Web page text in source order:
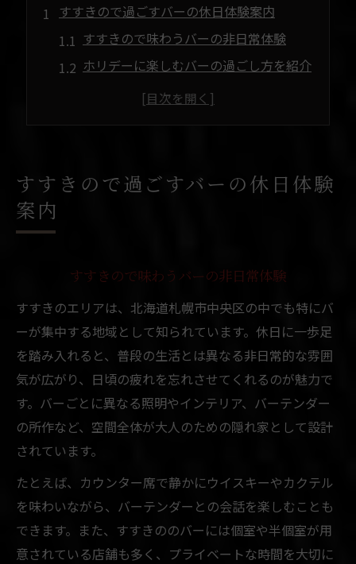
すすきので過ごすバーの休日体験案内
すすきので味わうバーの非日常体験
ホリデーに楽しむバーの過ごし方を紹介
札幌市中央区で出会う新感覚バー体験
ホリデーにおすすめ札幌市中央区のバー選び
バー選びで失敗しないポイントは何か
北海道札幌市中央区のバー巡りのコツ
大人が憧れるすすきのバーの過ごし方
大人に人気のすすきのバー体験法
札幌市中央区で叶える上質なバー時間
非日常を味わえるバーの利用テクニック
バー好き必見！北海道札幌市中央区の魅力
バー好きが注目するすすきのの楽しみ方
札幌市中央区バー巡りの魅力を解説
すすきので過ごすバーの休日体験
案内
すすきので味わうバーの非日常体験
すすきのエリアは、北海道札幌市中央区の中でも特にバ
ーが集中する地域として知られています。休日に一歩足
を踏み入れると、普段の生活とは異なる非日常的な雰囲
気が広がり、日頃の疲れを忘れさせてくれるのが魅力で
す。バーごとに異なる照明やインテリア、バーテンダー
の所作など、空間全体が大人のための隠れ家として設計
されています。
たとえば、カウンター席で静かにウイスキーやカクテル
を味わいながら、バーテンダーとの会話を楽しむことも
できます。また、すすきののバーには個室や半個室が用
意されている店舗も多く、プライベートな時間を大切に